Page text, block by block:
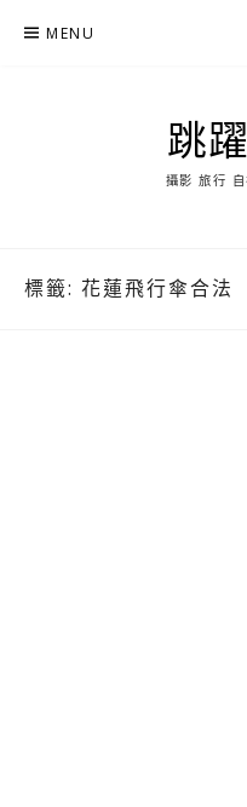
MENU
跳
攝影 旅行
標籤: 花蓮飛行傘合法